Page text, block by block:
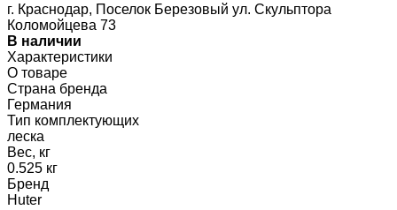
г. Краснодар, Поселок Березовый ул. Скульптора
Коломойцева 73
В наличии
Характеристики
О товаре
Страна бренда
Германия
Тип комплектующих
леска
Вес, кг
0.525 кг
Бренд
Huter